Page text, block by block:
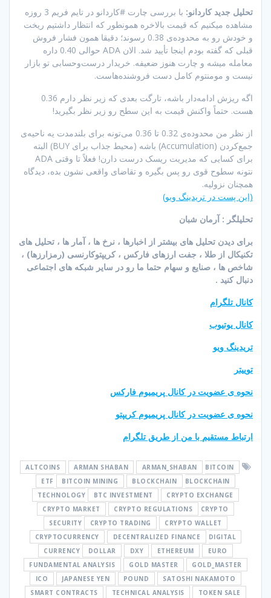
تحلیل جدید کاردانو:
با بررسی چارت #کاردانو در تایم فریم 3 روزه
مشاهده میکنیم که قیمت بالاخره همونطور که انتظار داشتیم ریخت
و خودش رو به محدوده‌ی 0.38 رسوند؛ دقیقا همون فشار فروش
قبلی که گفته بودم اینجا تأیید شد. الان ADA حوالی 0.40 داره
معامله میشه و چارت هنوز ضعیفه. خریدار درست‌وحسابی تو بازار
نیست و مومنتوم کامل دست فروشنده‌هاست.
اگه ریزش ادامه‌دار باشه، تارگت بعدی که زیر نظر دارم 0.36
هست. حتماً واکنش قیمت به این سطح رو زیر نظر بگیرید!
از نظر من محدوده‌ی 0.32 تا 0.36 می‌تونه برای بلندمدت یه ناحیه‌ی
جمع‌کردن (Accumulation) باشه (محیط جذاب برای BUY) البته
برای کسایی که مدیریت ریسک درست دارن! فعلاً تا وقتی ADA
نتونه سطوح قوی رو پس بگیره و تقاضای واقعی نشون بده، دیدگاه
همچنان نزولیه.
(این پست در تریدینگ ویو)
تحلیلگر : آرمان شبان
برای دیدن تحلیل های بیشتر از اخبارها ، نرخ ها ، آمار ها ، تحلیل های
تکنیکال از طلا ، جفت ارزهای فارکس ، کریپتوکارنسی (رمزارزها) ،
شاخص ها ، صنایع و سهام حتما ما رو در سایر شبکه های اجتماعی
دنبال کنید .
کانال تلگرام
کانال یوتیوب
تریدینگ ویو
توییتر
نحوه ی عضویت در کانال پریمیوم فارکس
نحوه ی عضویت در کانال پریمیوم کریپتو
ارتباط مستقیم با من از طریق تلگرام
ALTCOINS ARMAN SHABAN ARMAN_SHABAN
BITCOIN
ETF
BITCOIN MINING BLOCKCHAIN
BLOCKCHAIN
TECHNOLOGY
BTC INVESTMENT
CRYPTO EXCHANGE
CRYPTO MARKET
CRYPTO REGULATIONS
CRYPTO
SECURITY
CRYPTO TRADING
CRYPTO WALLET
CRYPTOCURRENCY
DECENTRALIZED FINANCE
DIGITAL
CURRENCY
DOLLAR DXY ETHEREUM
EURO
FUNDAMENTAL ANALYSIS
GOLD MASTER
GOLD_MASTER
ICO
JAPANESE YEN POUND
SATOSHI NAKAMOTO
SMART CONTRACTS
TECHNICAL ANALYSIS
TOKEN SALE